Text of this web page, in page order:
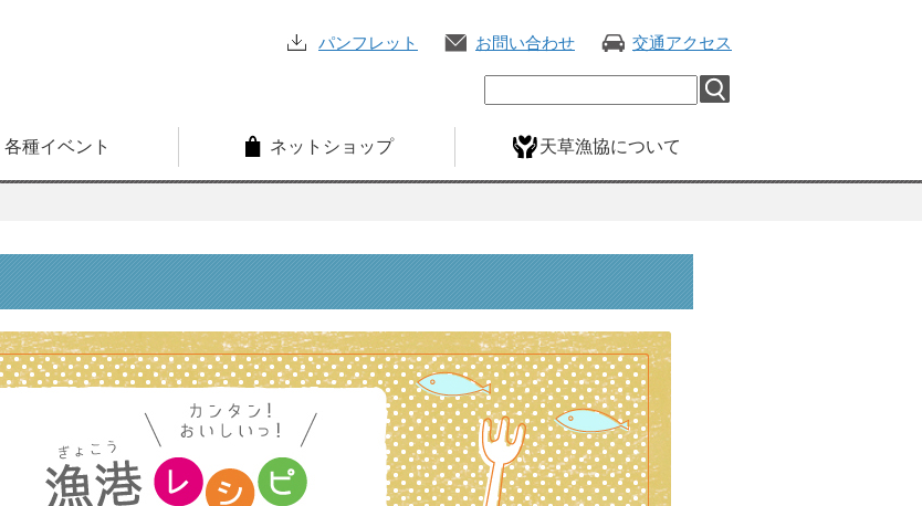
パンフレット お問い合わせ 交通アクセス
各種イベント ネットショップ 天草漁協について